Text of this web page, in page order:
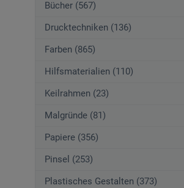
Bücher (567)
Drucktechniken (136)
Farben (865)
Hilfsmaterialien (110)
Keilrahmen (23)
Malgründe (81)
Papiere (356)
Pinsel (253)
Plastisches Gestalten (373)